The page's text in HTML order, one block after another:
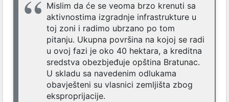
Mislim da će se veoma brzo krenuti sa
aktivnostima izgradnje infrastrukture u
toj zoni i radimo ubrzano po tom
pitanju. Ukupna površina na kojoj se radi
u ovoj fazi je oko 40 hektara, a kreditna
sredstva obezbjeđuje opština Bratunac.
U skladu sa navedenim odlukama
obavješteni su vlasnici zemljišta zbog
eksproprijacije.